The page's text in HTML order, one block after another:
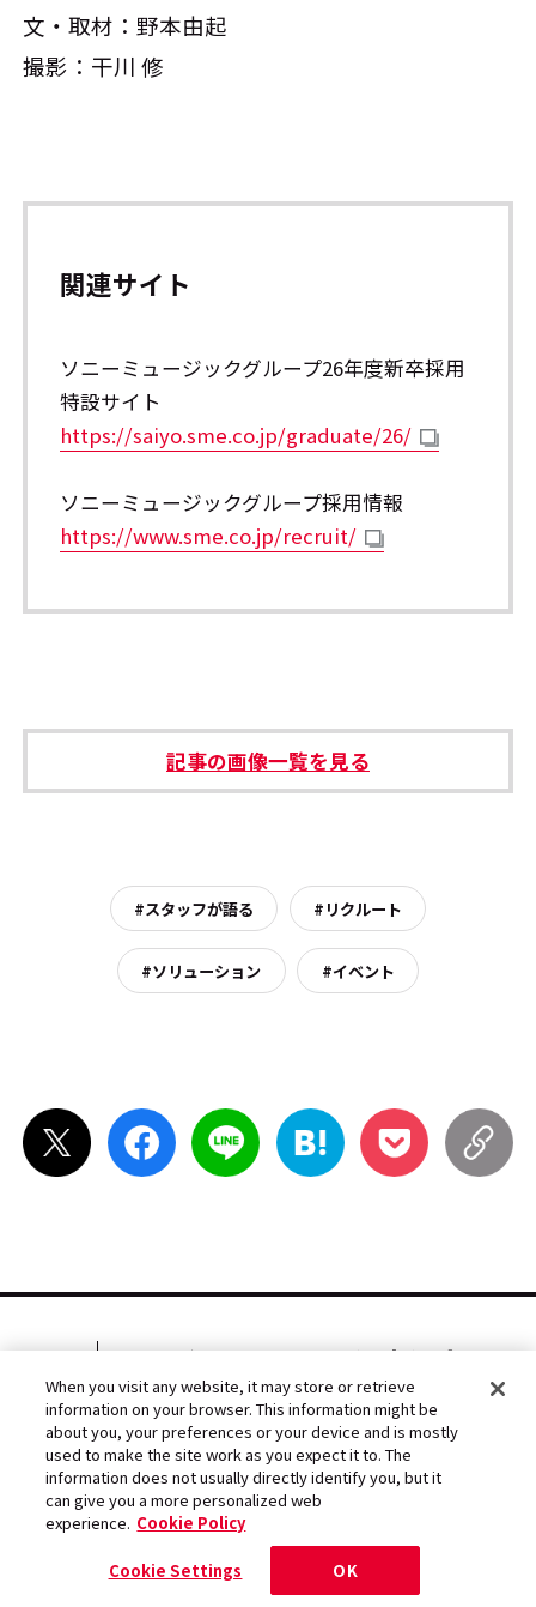
文・取材：野本由起
撮影：干川 修
関連サイト
ソニーミュージックグループ26年度新卒採用
特設サイト
https://saiyo.sme.co.jp/graduate/26/
ソニーミュージックグループ採用情報
https://www.sme.co.jp/recruit/
記事の画像一覧を見る
#スタッフが語る #リクルート
#ソリューション #イベント
連載 エンタメ業界のお仕事紹介
次の記事
クリエイティブ（空間設計／
企画）：エンタメ空間のコン
セプト設計から施工までを行
ソニーミュージックグル
ープ採用情報
When you visit any website, it may store or retrieve
information on your browser. This information might be
about you, your preferences or your device and is mostly
used to make the site work as you expect it to. The
information does not usually directly identify you, but it
can give you a more personalized web
experience. Cookie Policy
Cookie Settings OK